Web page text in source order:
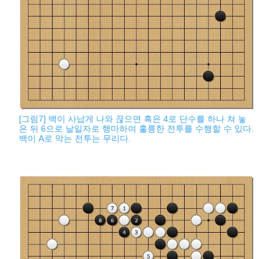
[그림7] 백이 사납게 나와 끊으면 흑은 4로 단수를 하나 쳐 놓
은 뒤 6으로 날일자로 행마하여 훌륭한 전투를 수행할 수 있다.
백이 A로 막는 전투는 무리다.